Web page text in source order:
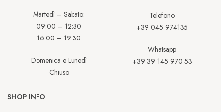
Martedì – Sabato:
09:00 – 12:30
16:00 – 19:30
Domenica e Lunedì
Chiuso
Telefono
+39 045 974135
Whatsapp
+39 39 145 970 53
SHOP INFO